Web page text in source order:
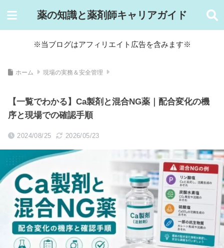
薬の知識と薬剤師キャリアガイド
※当ブログはアフィリエイト広告を含みます※
ホーム 現場の実務＆安全管理
【一覧でわかる】Ca製剤と混合NG薬｜配合変化の機
序と現場での確認手順
2024/08/25 2026/05/23